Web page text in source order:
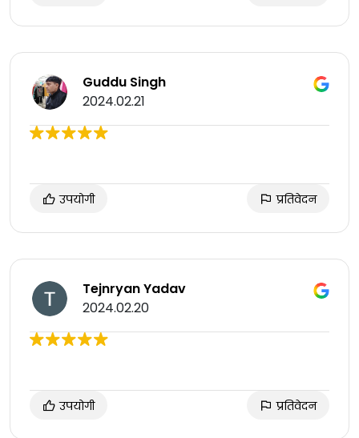
Guddu Singh
2024.02.21
उपयोगी प्रतिवेदन
Tejnryan Yadav
2024.02.20
उपयोगी प्रतिवेदन